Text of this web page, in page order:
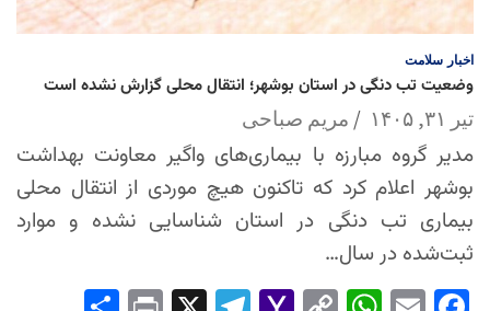
اخبار سلامت
وضعیت تب دنگی در استان بوشهر؛ انتقال محلی گزارش نشده است
تیر ۳۱, ۱۴۰۵ مریم صباحی
مدیر گروه مبارزه با بیماری‌های واگیر معاونت بهداشت
بوشهر اعلام کرد که تاکنون هیچ موردی از انتقال محلی
بیماری تب دنگی در استان شناسایی نشده و موارد
ثبت‌شده در سال…